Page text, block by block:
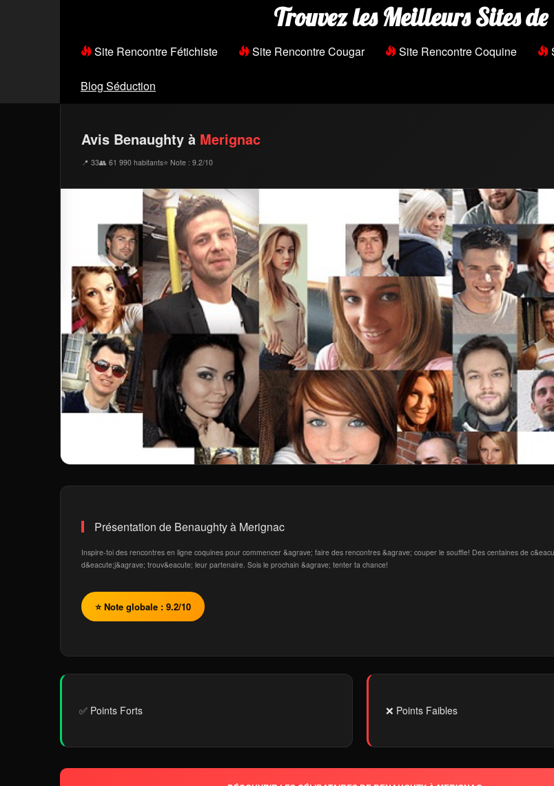
Trouvez les Meilleurs Sites
Site Rencontre Fétichiste Site Rencontre Cougar Site Rencontre Coquine
Blog Séduction
Avis Benaughty à Merignac
📍 33👥 61 990 habitants⭐ Note : 9.2/10
Présentation de Benaughty à Merignac
Inspire-toi des rencontres en ligne coquines pour commencer &agrave; faire des rencontres &agrave; couper le souffle! Des centaines de
d&eacute;j&agrave; trouv&eacute; leur partenaire. Sois le prochain &agrave; tenter ta chance!
⭐ Note globale : 9.2/10
✅ Points Forts ❌ Points Faibles